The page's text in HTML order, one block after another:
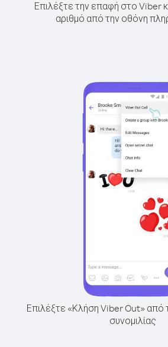
Επιλέξτε την επαφή στο Viber
αριθμό από την οθόνη
Επιλέξτε «Κλήση Viber Out» από
συνομιλίας